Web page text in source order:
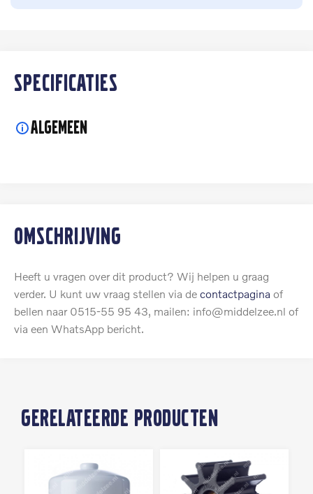
Omschrijving
Heeft u vragen over dit product? Wij helpen u graag
verder. U kunt uw vraag stellen via de contactpagina of
bellen naar 0515-55 95 43, mailen: info@middelzee.nl of
via een WhatsApp bericht.
Specificaties
Algemeen
Gerelateerde producten